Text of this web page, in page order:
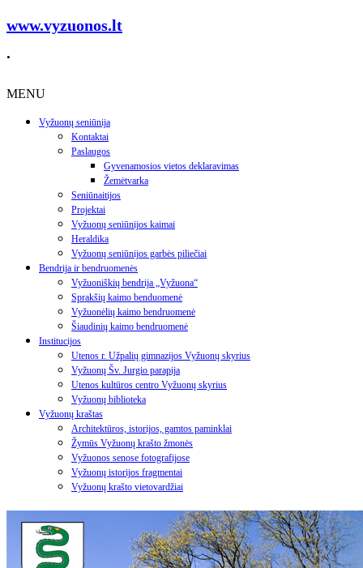
www.vyzuonos.lt
.
MENU
Vyžuonų seniūnija
Kontaktai
Paslaugos
Gyvenamosios vietos deklaravimas
Žemėtvarka
Seniūnaitijos
Projektai
Vyžuonų seniūnijos kaimai
Heraldika
Vyžuonų seniūnijos garbės piliečiai
Bendrija ir bendruomenės
Vyžuoniškių bendrija „Vyžuona“
Sprakšių kaimo benduomenė
Vyžuonėlių kaimo bendruomenė
Šiaudinių kaimo bendruomenė
Institucijos
Utenos r. Užpalių gimnazijos Vyžuonų skyrius
Vyžuonų Šv. Jurgio parapija
Utenos kultūros centro Vyžuonų skyrius
Vyžuonų biblioteka
Vyžuonų kraštas
Architektūros, istorijos, gamtos paminklai
Žymūs Vyžuonų krašto žmonės
Vyžuonos senose fotografijose
Vyžuonų istorijos fragmentai
Vyžuonų krašto vietovardžiai